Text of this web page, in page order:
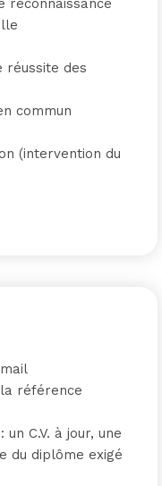
reconnaissance
réussite des
commun
(intervention du
référence
C.V. à jour, une
du diplôme exigé